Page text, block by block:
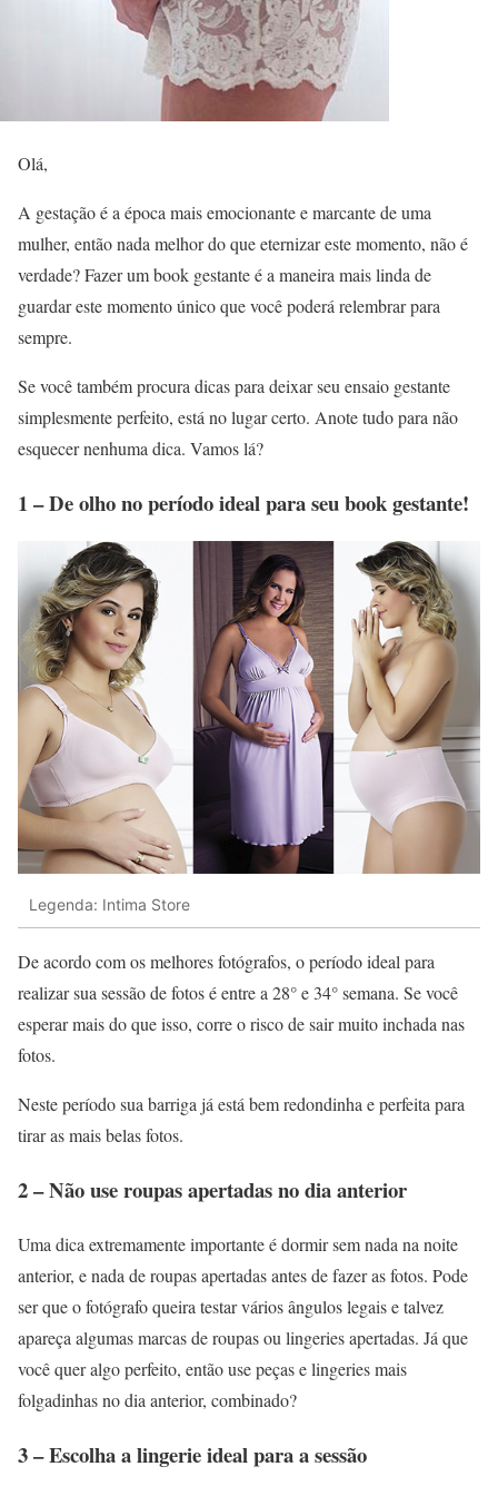
Olá,
A gestação é a época mais emocionante e marcante de uma
mulher, então nada melhor do que eternizar este momento, não é
verdade? Fazer um book gestante é a maneira mais linda de
guardar este momento único que você poderá relembrar para
sempre.
Se você também procura dicas para deixar seu ensaio gestante
simplesmente perfeito, está no lugar certo. Anote tudo para não
esquecer nenhuma dica. Vamos lá?
1 – De olho no período ideal para seu book gestante!
Legenda: Intima Store
De acordo com os melhores fotógrafos, o período ideal para
realizar sua sessão de fotos é entre a 28° e 34° semana. Se você
esperar mais do que isso, corre o risco de sair muito inchada nas
fotos.
Neste período sua barriga já está bem redondinha e perfeita para
tirar as mais belas fotos.
2 – Não use roupas apertadas no dia anterior
Uma dica extremamente importante é dormir sem nada na noite
anterior, e nada de roupas apertadas antes de fazer as fotos. Pode
ser que o fotógrafo queira testar vários ângulos legais e talvez
apareça algumas marcas de roupas ou lingeries apertadas. Já que
você quer algo perfeito, então use peças e lingeries mais
folgadinhas no dia anterior, combinado?
3 – Escolha a lingerie ideal para a sessão